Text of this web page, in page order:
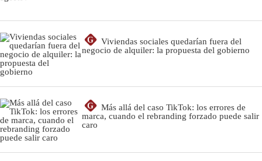
G
Viviendas sociales quedarían fuera del
negocio de alquiler: la propuesta del gobierno
G
Más allá del caso TikTok: los errores de
marca, cuando el rebranding forzado puede salir
caro